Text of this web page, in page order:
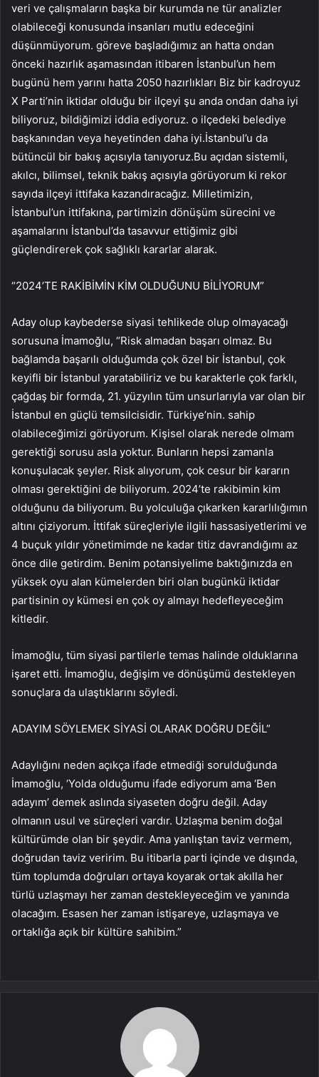
veri ve çalışmaların başka bir kurumda ne tür analizler
olabileceği konusunda insanları mutlu edeceğini
düşünmüyorum. göreve başladığımız an hatta ondan
önceki hazırlık aşamasından itibaren İstanbul’un hem
bugünü hem yarını hatta 2050 hazırlıkları Biz bir kadroyuz
X Parti’nin iktidar olduğu bir ilçeyi şu anda ondan daha iyi
biliyoruz, bildiğimizi iddia ediyoruz. o ilçedeki belediye
başkanından veya heyetinden daha iyi.İstanbul’u da
bütüncül bir bakış açısıyla tanıyoruz.Bu açıdan sistemli,
akılcı, bilimsel, teknik bakış açısıyla görüyorum ki rekor
sayıda ilçeyi ittifaka kazandıracağız. Milletimizin,
İstanbul’un ittifakına, partimizin dönüşüm sürecini ve
aşamalarını İstanbul’da tasavvur ettiğimiz gibi
güçlendirerek çok sağlıklı kararlar alarak.
“2024’TE RAKİBİMİN KİM OLDUĞUNU BİLİYORUM”
Aday olup kaybederse siyasi tehlikede olup olmayacağı
sorusuna İmamoğlu, “Risk almadan başarı olmaz. Bu
bağlamda başarılı olduğumda çok özel bir İstanbul, çok
keyifli bir İstanbul yaratabiliriz ve bu karakterle çok farklı,
çağdaş bir formda, 21. yüzyılın tüm unsurlarıyla var olan bir
İstanbul en güçlü temsilcisidir. Türkiye’nin. sahip
olabileceğimizi görüyorum. Kişisel olarak nerede olmam
gerektiği sorusu asla yoktur. Bunların hepsi zamanla
konuşulacak şeyler. Risk alıyorum, çok cesur bir kararın
olması gerektiğini de biliyorum. 2024’te rakibimin kim
olduğunu da biliyorum. Bu yolculuğa çıkarken kararlılığımın
altını çiziyorum. İttifak süreçleriyle ilgili hassasiyetlerimi ve
4 buçuk yıldır yönetimimde ne kadar titiz davrandığımı az
önce dile getirdim. Benim potansiyelime baktığınızda en
yüksek oyu alan kümelerden biri olan bugünkü iktidar
partisinin oy kümesi en çok oy almayı hedefleyeceğim
kitledir.
İmamoğlu, tüm siyasi partilerle temas halinde olduklarına
işaret etti. İmamoğlu, değişim ve dönüşümü destekleyen
sonuçlara da ulaştıklarını söyledi.
ADAYIM SÖYLEMEK SİYASİ OLARAK DOĞRU DEĞİL”
Adaylığını neden açıkça ifade etmediği sorulduğunda
İmamoğlu, ‘Yolda olduğumu ifade ediyorum ama ‘Ben
adayım’ demek aslında siyaseten doğru değil. Aday
olmanın usul ve süreçleri vardır. Uzlaşma benim doğal
kültürümde olan bir şeydir. Ama yanlıştan taviz vermem,
doğrudan taviz veririm. Bu itibarla parti içinde ve dışında,
tüm toplumda doğruları ortaya koyarak ortak akılla her
türlü uzlaşmayı her zaman destekleyeceğim ve yanında
olacağım. Esasen her zaman istişareye, uzlaşmaya ve
ortaklığa açık bir kültüre sahibim.”